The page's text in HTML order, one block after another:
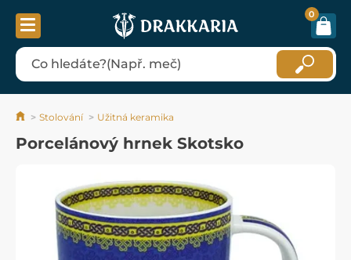
0
Stolování Užitná keramika
Porcelánový hrnek Skotsko